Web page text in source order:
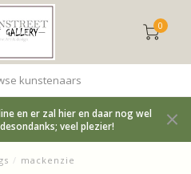
0
kunstenaars
en er zal hier en daar nog wel
veel plezier!
/ mackenzie